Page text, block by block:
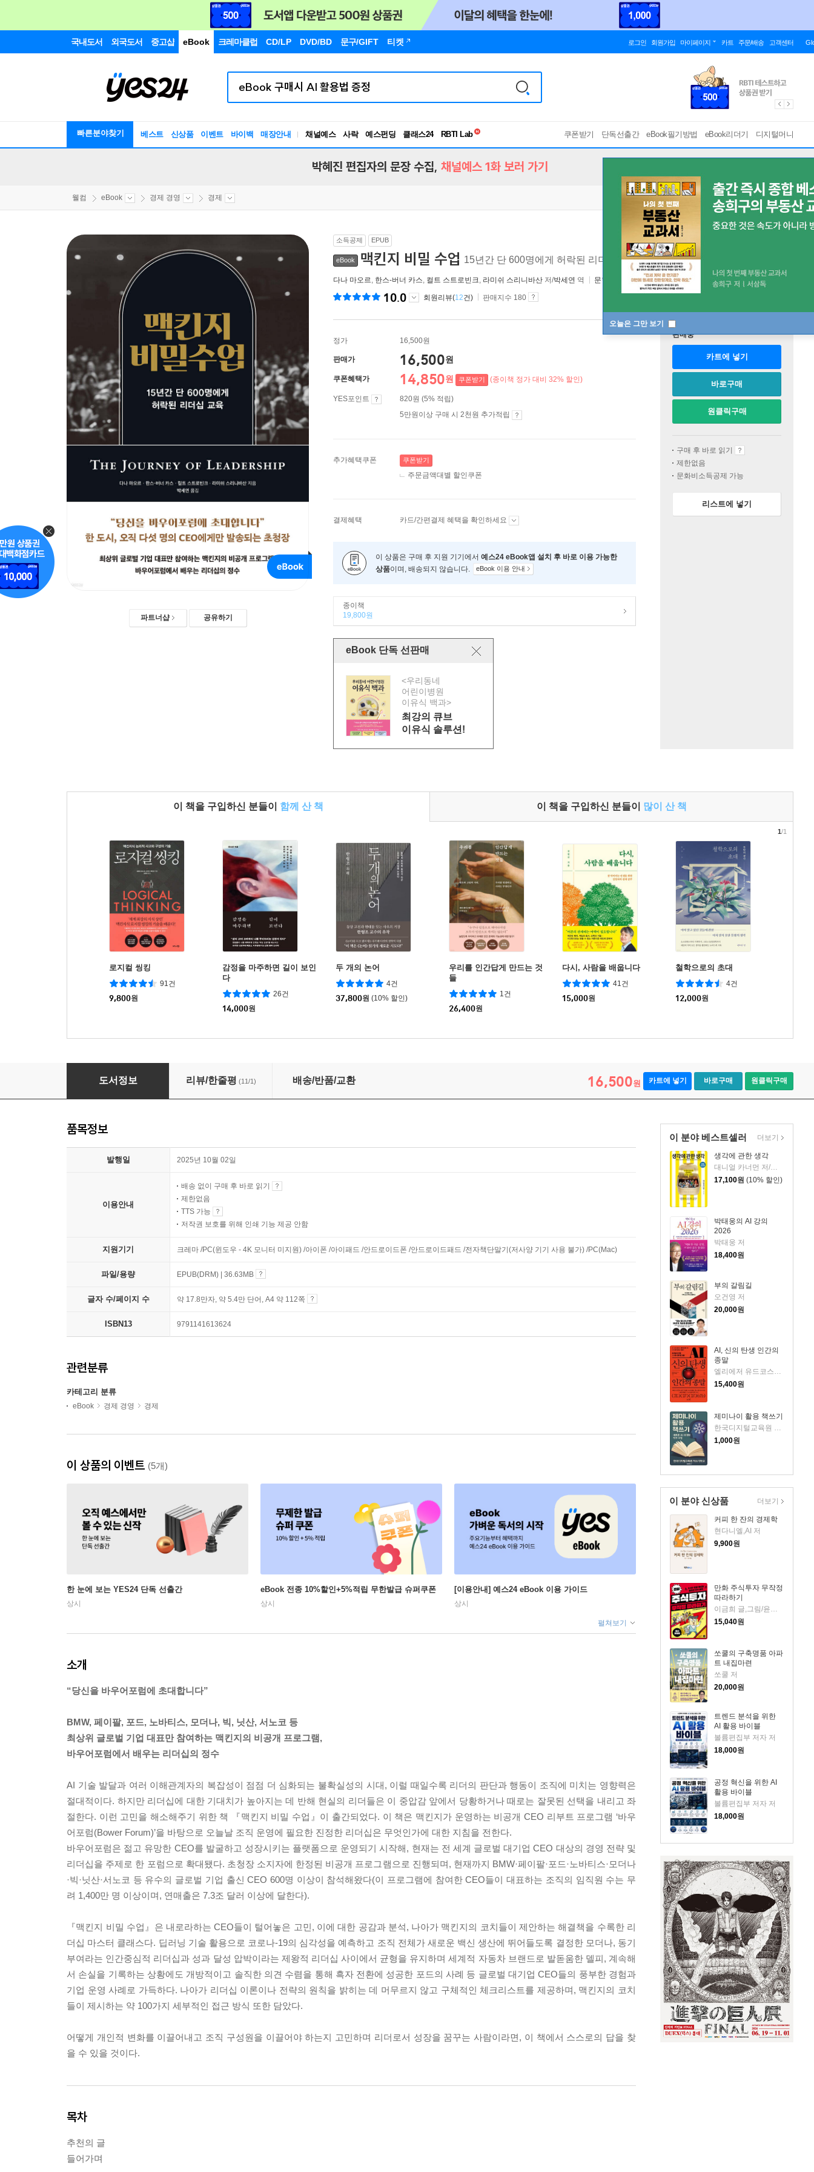
국내도서 외국도서 중고샵 eBook 크레마클럽 CD/LP DVD/BD 문구/GIFT 티켓 로그인 회원가입 마이페이지 카트 주문/배송 고객센터
빠른분야찾기 베스트 신상품 이벤트 바이백 매장안내 채널예스 사락 예스펀딩 클래스24
RBTI Lab
독서유형검사
쿠폰받기 단독선출간 eBook필기방법 eBook리더기 디지털머니
오늘은 그만 보기
박혜진 편집자의 문장 수집, 채널예스 1화 보러 가기
웰컴 eBook 경제 경영 경제
파트너샵 공유하기
소득공제 EPUB
eBook 맥킨지 비밀 수업 15년간 단 600명에게 허락된 리더십 교육[ EPUB ]
다나 마오르, 한스-버너 카스, 컬트 스트로빈크, 라미쉬 스리니바산 저/박세연 역 문학동네 2025년 10월 02일
10.0 회원리뷰(12건) 판매지수 180
정가 16,500원
판매가 16,500원
쿠폰혜택가 14,850원 쿠폰받기 (종이책 정가 대비 32% 할인)
YES포인트
820원 (5% 적립)
5만원이상 구매 시 2천원 추가적립
추가혜택쿠폰 쿠폰받기
주문금액대별 할인쿠폰
결제혜택 카드/간편결제 혜택을 확인하세요
이 상품은 구매 후 지원 기기에서 예스24 eBook앱 설치 후 바로 이용 가능한
상품이며, 배송되지 않습니다. eBook 이용 안내
종이책
19,800원
eBook 단독 선판매
<우리동네
어린이병원
이유식 백과>
최강의 큐브
이유식 솔루션!
판매중
카트에 넣기
바로구매
원클릭구매
구매 후 바로 읽기
제한없음
문화비소득공제 가능
리스트에 넣기
이 책을 구입하신 분들이 함께 산 책 이 책을 구입하신 분들이 많이 산 책
로지컬 씽킹
91건
9,800원
감정을 마주하면 길이 보인
다
26건
14,000원
두 개의 논어
4건
37,800원 (10% 할인)
우리를 인간답게 만드는 것
들
1건
26,400원
다시, 사람을 배웁니다
41건
15,000원
철학으로의 초대
4건
12,000원
1/1
맥킨지 비밀 수업
도서정보 리뷰/한줄평 (11/1) 배송/반품/교환 16,500원 카트에 넣기 바로구매 원클릭구매
이 분야 베스트셀러
생각에 관한 생각
대니얼 카너먼 저/이창신 역
17,100원 (10% 할인)
박태웅의 AI 강의
2026
박태웅 저
18,400원
부의 갈림길
오건영 저
20,000원
AI, 신의 탄생 인간의
종말
엘리에저 유드코스키,네이트 소아레스 공저/고영훈 역
15,400원
제미나이 활용 책쓰기
한국디지털교육원 책쓰기학교 저
1,000원
더보기
이 분야 신상품
커피 한 잔의 경제학
현다니엘,AI 저
9,900원
만화 주식투자 무작정
따라하기
이금희 글,그림/윤재수 원작
15,040원
쏘쿨의 구축명품 아파
트 내집마련
쏘쿨 저
20,000원
트렌드 분석을 위한
AI 활용 바이블
볼륨편집부 저자 저
18,000원
공정 혁신을 위한 AI
활용 바이블
볼륨편집부 저자 저
18,000원
더보기
품목정보
발행일 2025년 10월 02일
이용안내
배송 없이 구매 후 바로 읽기
제한없음
TTS 가능
저작권 보호를 위해 인쇄 기능 제공 안함
지원기기 크레마 /PC(윈도우 - 4K 모니터 미지원) /아이폰 /아이패드 /안드로이드폰 /안드로이드패드 /전자책단말기(저사양 기기 사용 불가) /PC(Mac)
파일/용량 EPUB(DRM) | 36.63MB
글자 수/페이지 수 약 17.8만자, 약 5.4만 단어, A4 약 112쪽
ISBN13 9791141613624
관련분류
카테고리 분류
eBook 경제 경영 경제
이 상품의 이벤트 (5개)
한 눈에 보는 YES24 단독 선출간
상시
eBook 전종 10%할인+5%적립 무한발급 슈퍼쿠폰
상시
[이용안내] 예스24 eBook 이용 가이드
상시
펼쳐보기
소개
“당신을 바우어포럼에 초대합니다”
BMW, 페이팔, 포드, 노바티스, 모더나, 빅, 닛산, 서노코 등
최상위 글로벌 기업 대표만 참여하는 맥킨지의 비공개 프로그램,
바우어포럼에서 배우는 리더십의 정수
AI 기술 발달과 여러 이해관계자의 복잡성이 점점 더 심화되는 불확실성의 시대, 이럴 때일수록 리더의 판단과 행동이 조직에 미치는 영향력은
절대적이다. 하지만 리더십에 대한 기대치가 높아지는 데 반해 현실의 리더들은 이 중압감 앞에서 당황하거나 때로는 잘못된 선택을 내리고 좌
절한다. 이런 고민을 해소해주기 위한 책 『맥킨지 비밀 수업』이 출간되었다. 이 책은 맥킨지가 운영하는 비공개 CEO 리부트 프로그램 ‘바우
어포럼(Bower Forum)’을 바탕으로 오늘날 조직 운영에 필요한 진정한 리더십은 무엇인가에 대한 지침을 전한다.
바우어포럼은 젊고 유망한 CEO를 발굴하고 성장시키는 플랫폼으로 운영되기 시작해, 현재는 전 세계 글로벌 대기업 CEO 대상의 경영 전략 및
리더십을 주제로 한 포럼으로 확대됐다. 초청장 소지자에 한정된 비공개 프로그램으로 진행되며, 현재까지 BMW·페이팔·포드·노바티스·모더나
·빅·닛산·서노코 등 유수의 글로벌 기업 출신 CEO 600명 이상이 참석해왔다(이 프로그램에 참여한 CEO들이 대표하는 조직의 임직원 수는 무
려 1,400만 명 이상이며, 연매출은 7.3조 달러 이상에 달한다).
『맥킨지 비밀 수업』은 내로라하는 CEO들이 털어놓은 고민, 이에 대한 공감과 분석, 나아가 맥킨지의 코치들이 제안하는 해결책을 수록한 리
더십 마스터 클래스다. 딥러닝 기술 활용으로 코로나-19의 심각성을 예측하고 조직 전체가 새로운 백신 생산에 뛰어들도록 결정한 모더나, 동기
부여라는 인간중심적 리더십과 성과 달성 압박이라는 제왕적 리더십 사이에서 균형을 유지하며 세계적 자동차 브랜드로 발돋움한 델피, 계속해
서 손실을 기록하는 상황에도 개방적이고 솔직한 의견 수렴을 통해 흑자 전환에 성공한 포드의 사례 등 글로벌 대기업 CEO들의 풍부한 경험과
기업 운영 사례로 가득하다. 나아가 리더십 이론이나 전략의 원칙을 밝히는 데 머무르지 않고 구체적인 체크리스트를 제공하며, 맥킨지의 코치
들이 제시하는 약 100가지 세부적인 접근 방식 또한 담았다.
어떻게 개인적 변화를 이끌어내고 조직 구성원을 이끌어야 하는지 고민하며 리더로서 성장을 꿈꾸는 사람이라면, 이 책에서 스스로의 답을 찾
을 수 있을 것이다.
목차
추천의 글
들어가며